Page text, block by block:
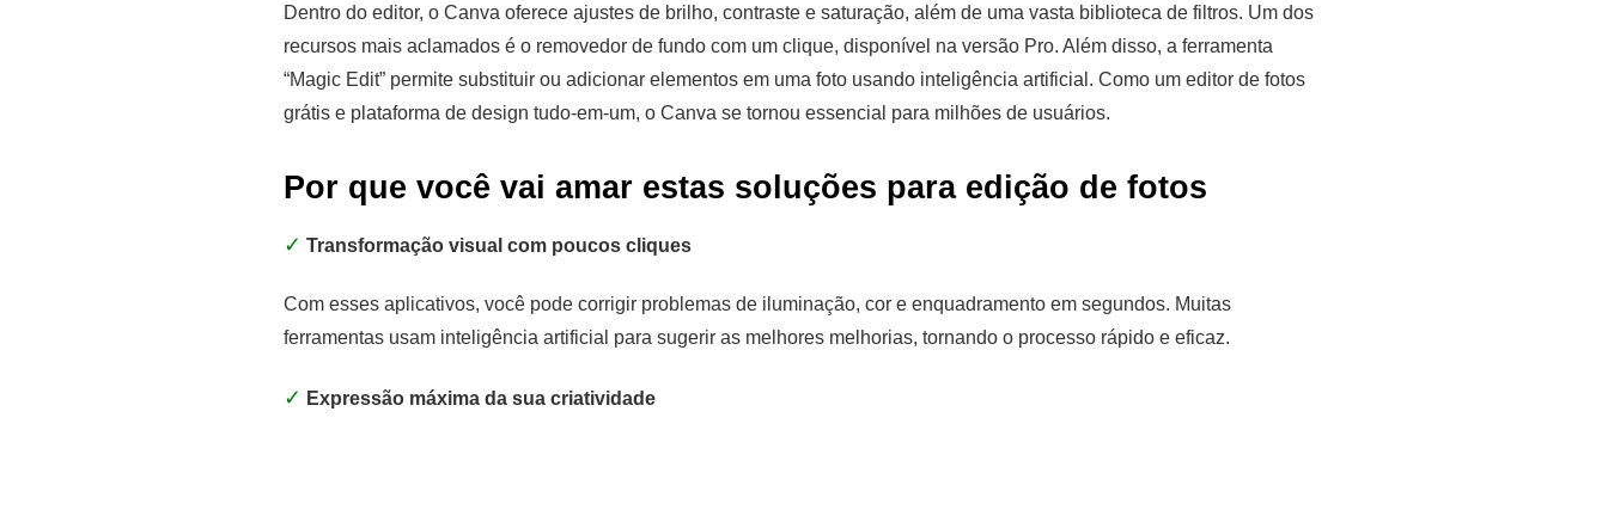
Dentro do editor, o Canva oferece ajustes de brilho, contraste e saturação, além de uma vasta biblioteca de filtros. Um dos
recursos mais aclamados é o removedor de fundo com um clique, disponível na versão Pro. Além disso, a ferramenta
“Magic Edit” permite substituir ou adicionar elementos em uma foto usando inteligência artificial. Como um editor de fotos
grátis e plataforma de design tudo-em-um, o Canva se tornou essencial para milhões de usuários.
Por que você vai amar estas soluções para edição de fotos
✓ Transformação visual com poucos cliques
Com esses aplicativos, você pode corrigir problemas de iluminação, cor e enquadramento em segundos. Muitas
ferramentas usam inteligência artificial para sugerir as melhores melhorias, tornando o processo rápido e eficaz.
✓ Expressão máxima da sua criatividade